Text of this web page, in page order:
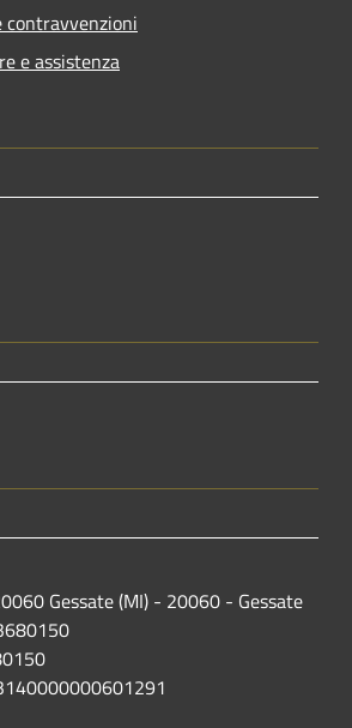
e assistenza
Gessate (MI) - 20060 - Gessate